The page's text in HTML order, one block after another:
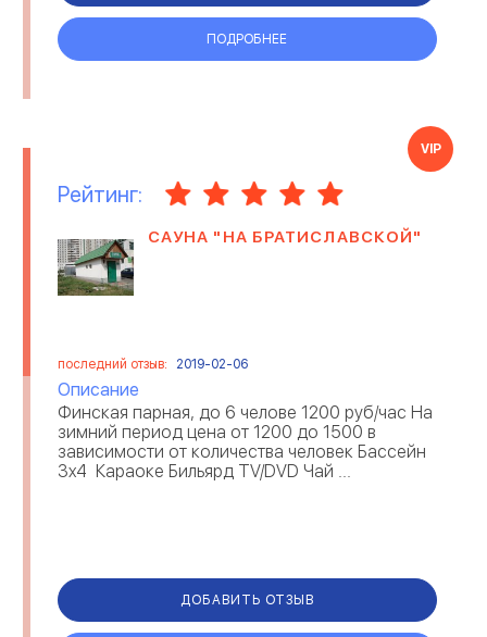
ПОДРОБНЕЕ
VIP
Рейтинг:
САУНА "НА БРАТИСЛАВСКОЙ"
последний отзыв: 2019-02-06
Описание
Финская парная, до 6 челове 1200 руб/час На
зимний период цена от 1200 до 1500 в
зависимости от количества человек Бассейн
3x4 Караоке Бильярд TV/DVD Чай ...
ДОБАВИТЬ ОТЗЫВ